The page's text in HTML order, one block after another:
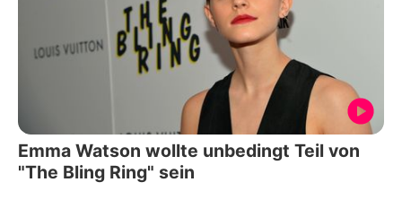
Emma Watson wollte unbedingt Teil von
"The Bling Ring" sein